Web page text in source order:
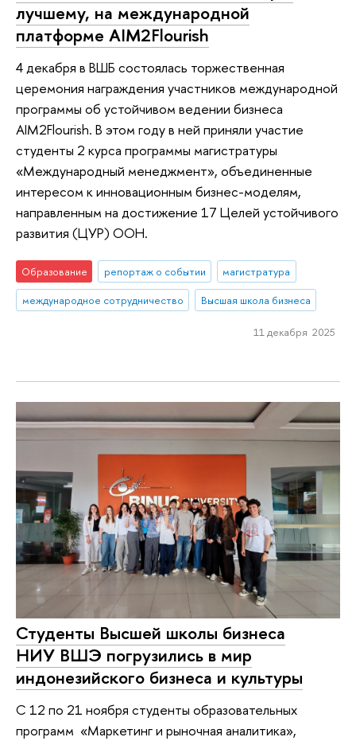
лучшему, на международной
платформе AIM2Flourish
4 декабря в ВШБ состоялась торжественная
церемония награждения участников международной
программы об устойчивом ведении бизнеса
AIM2Flourish. В этом году в ней приняли участие
студенты 2 курса программы магистратуры
«Международный менеджмент», объединенные
интересом к инновационным бизнес-моделям,
направленным на достижение 17 Целей устойчивого
развития (ЦУР) ООН.
Образование репортаж о событии
магистратура
международное сотрудничество
Высшая школа бизнеса
11 декабря 2025
Студенты Высшей школы бизнеса
НИУ ВШЭ погрузились в мир
индонезийского бизнеса и культуры
С 12 по 21 ноября студенты образовательных
программ «Маркетинг и рыночная аналитика»,